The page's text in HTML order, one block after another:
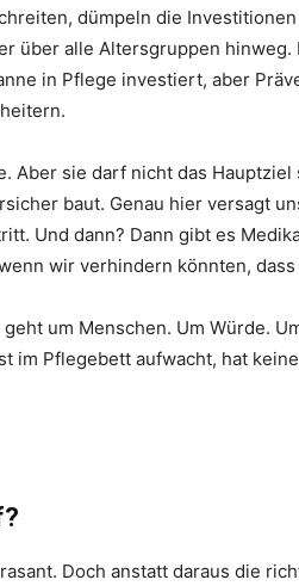
dümpeln die
über alle Altersgruppen hinweg.
in Pflege investiert, aber
Aber sie darf nicht das
baut. Genau hier versagt
Und dann? Dann gibt es
wir verhindern könnten,
um Menschen. Um Würde.
im Pflegebett aufwacht, hat
Doch anstatt daraus die